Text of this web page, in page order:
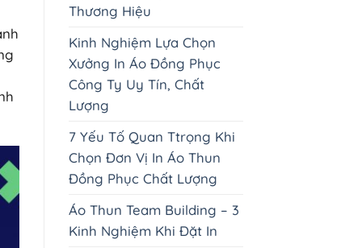
Thương Hiệu
Kinh Nghiệm Lựa Chọn
Xưởng In Áo Đồng Phục
Công Ty Uy Tín, Chất
Lượng
7 Yếu Tố Quan Ttrọng Khi
Chọn Đơn Vị In Áo Thun
Đồng Phục Chất Lượng
Áo Thun Team Building – 3
Kinh Nghiệm Khi Đặt In